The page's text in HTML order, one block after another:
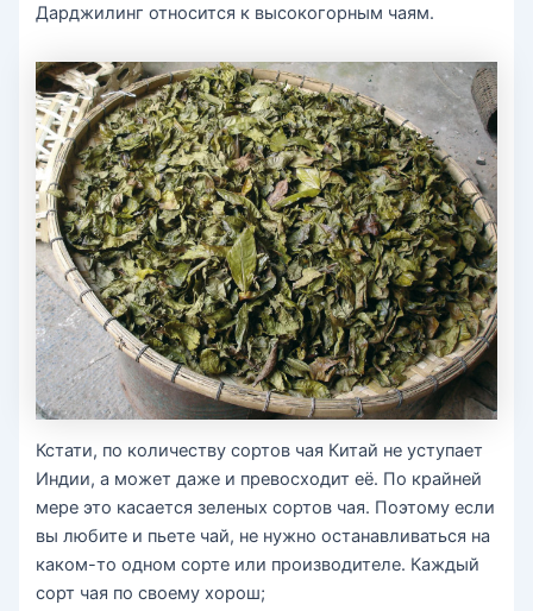
Дарджилинг относится к высокогорным чаям.
Кстати, по количеству сортов чая Китай не уступает
Индии, а может даже и превосходит её. По крайней
мере это касается зеленых сортов чая. Поэтому если
вы любите и пьете чай, не нужно останавливаться на
каком-то одном сорте или производителе. Каждый
сорт чая по своему хорош;